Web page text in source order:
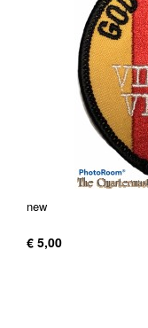
new
€ 5,00